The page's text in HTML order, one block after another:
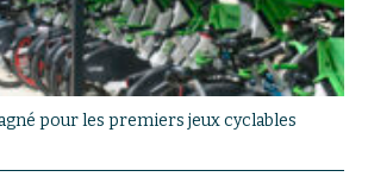
pour les premiers jeux cyclables